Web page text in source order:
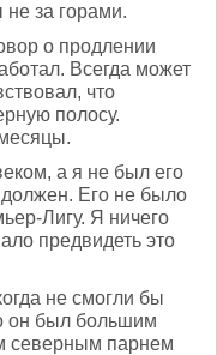
не за горами.
о продлении
Всегда может
что
полосу.
а я не был его
Его не было
Лигу. Я ничего
предвидеть это
не смогли бы
он был большим
северным парнем